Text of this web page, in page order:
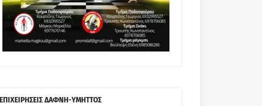
ΕΠΙΧΕΙΡΗΣΕΙΣ ΔΑΦΝΗ-ΥΜΗΤΤΟΣ